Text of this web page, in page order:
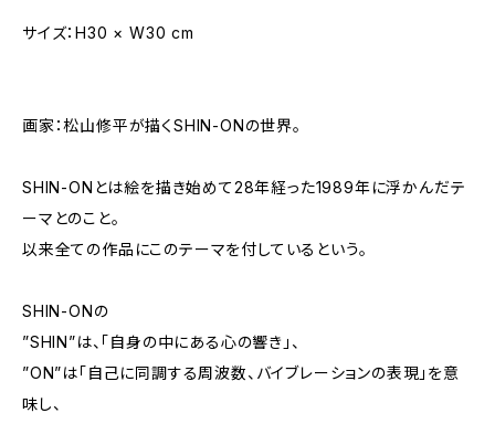
サイズ：H30 × W30 cm
画家：松山修平が描くSHIN-ONの世界。
SHIN-ONとは絵を描き始めて28年経った1989年に浮かんだテ
ーマとのこと。
以来全ての作品にこのテーマを付しているという。
SHIN-ONの
”SHIN”は、「自身の中にある心の響き」、
”ON”は「自己に同調する周波数、バイブレーションの表現」を意
味し、